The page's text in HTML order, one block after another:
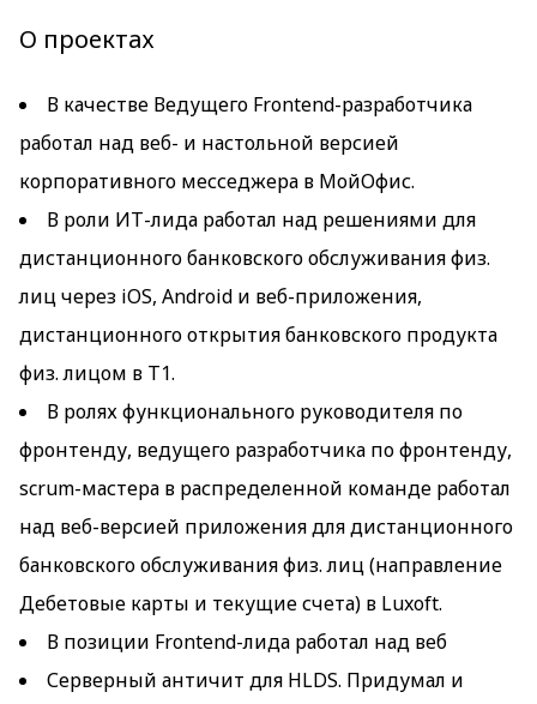
О проектах
В качестве Ведущего Frontend-разработчика
работал над веб- и настольной версией
корпоративного месседжера в МойОфис.
В роли ИТ-лида работал над решениями для
дистанционного банковского обслуживания физ.
лиц через iOS, Android и веб-приложения,
дистанционного открытия банковского продукта
физ. лицом в Т1.
В ролях функционального руководителя по
фронтенду, ведущего разработчика по фронтенду,
scrum-мастера в распределенной команде работал
над веб-версией приложения для дистанционного
банковского обслуживания физ. лиц (направление
Дебетовые карты и текущие счета) в Luxoft.
В позиции Frontend-лида работал над веб
Серверный античит для HLDS. Придумал и